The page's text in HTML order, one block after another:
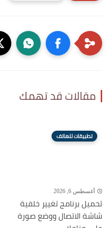
مقالات قد تهمك
تطبيقات للهاتف
أغسطس 6, 2026
تحميل برنامج تغيير خلفية
شاشة الاتصال ووضع صورة